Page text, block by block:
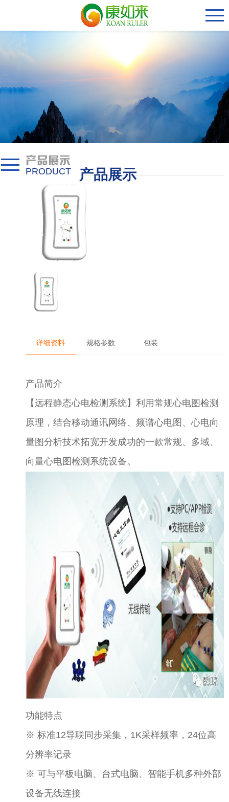
产品展示
产品展示
PRODUCT
详细资料 规格参数 包装
产品简介
【远程静态心电检测系统】利用常规心电图检测
原理，结合移动通讯网络、频谱心电图、心电向
量图分析技术拓宽开发成功的一款常规、多域、
向量心电图检测系统设备。
功能特点
※ 标准12导联同步采集，1K采样频率，24位高
分辨率记录
※ 可与平板电脑、台式电脑、智能手机多种外部
设备无线连接